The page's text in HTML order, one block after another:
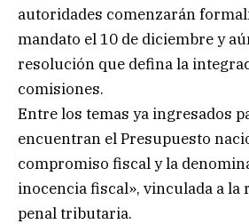
autoridades comenzarán
mandato el 10 de diciembre y
resolución que defina la
comisiones.
Entre los temas ya ingresados
encuentran el Presupuesto
compromiso fiscal y la
inocencia fiscal», vinculada a la
penal tributaria.